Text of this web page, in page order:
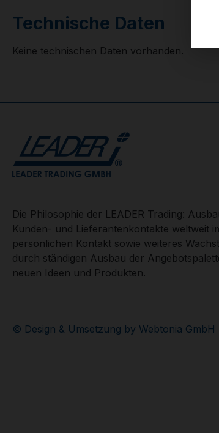
Technische Daten
Keine technischen Daten vorhanden.
Die Philosophie der LEADER Trading:
Kunden- und Lieferantenkontakte weltweit
persönlichen Kontakt sowie weiteres
durch ständigen Ausbau der
neuen Ideen und Produkten.
© Design & Umsetzung by Webtonia GmbH